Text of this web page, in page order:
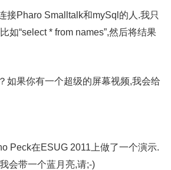
接Pharo Smalltalk和mySql的人.我只
如“select * from names”,然后将结果
如果你有一个超级的屏幕视频,我会给
Peck在ESUG 2011上做了一个演示.
会带一个蓝月亮,请;-)